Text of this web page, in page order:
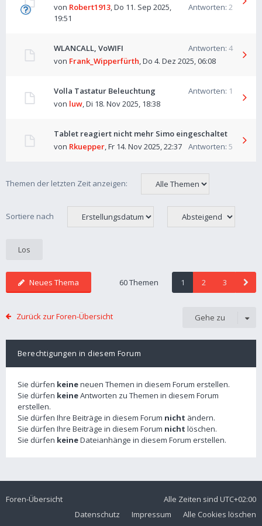
Antworten: 2
von Robert1913,Do 11. Sep 2025,
19:51
WLANCALL, VoWIFI Antworten: 4
von Frank_Wipperfürth,Do 4. Dez 2025, 06:08
Volla Tastatur Beleuchtung Antworten: 1
von luw,Di 18. Nov 2025, 18:38
Tablet reagiert nicht mehr Simo eingeschaltet
Antworten: 5
von Rkuepper,Fr 14. Nov 2025, 22:37
Themen der letzten Zeit anzeigen:
Sortiere nach
Neues Thema 60 Themen 1 2 3
Zurück zur Foren-Übersicht Gehe zu
Berechtigungen in diesem Forum
Sie dürfen keineneuen Themen in diesem Forum erstellen.
Sie dürfen keineAntworten zu Themen in diesem Forum
erstellen.
Sie dürfen Ihre Beiträge in diesem Forum nicht ändern.
Sie dürfen Ihre Beiträge in diesem Forum nicht löschen.
Sie dürfen keineDateianhänge in diesem Forum erstellen.
Foren-Übersicht Alle Zeiten sind UTC+02:00
Alle Cookies löschen
Impressum
Datenschutz